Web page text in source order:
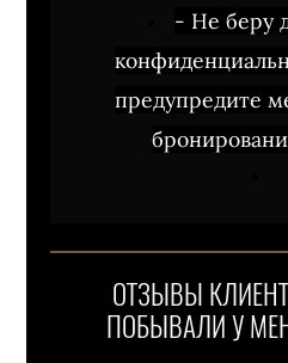
- Не беру
предупредите
ОТЗЫВЫ
ПОБЫВАЛИ У